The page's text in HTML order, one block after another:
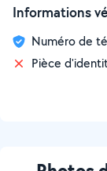
Informations
Numéro de
Pièce